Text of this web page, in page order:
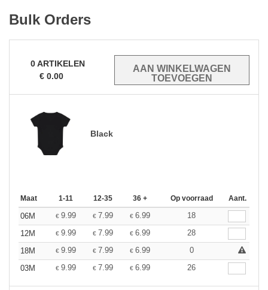
Bulk Orders
0ARTIKELEN
€ 0.00
Black
Maat 1-11 12-35 36 + Op voorraad Aant.
06M € 9.99 € 7.99 € 6.99
18
12M
€ 9.99 € 7.99 € 6.99
28
18M
€ 9.99 € 7.99 € 6.99
0
03M
€ 9.99 € 7.99 € 6.99 26